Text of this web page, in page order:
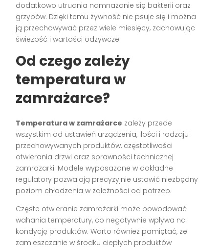
dodatkowo utrudnia namnażanie się bakterii oraz
grzybów. Dzięki temu żywność nie psuje się i można
ją przechowywać przez wiele miesięcy, zachowując
świeżość i wartości odżywcze.
Od czego zależy
temperatura w
zamrażarce?
Temperatura w zamrażarce zależy przede
wszystkim od ustawień urządzenia, ilości i rodzaju
przechowywanych produktów, częstotliwości
otwierania drzwi oraz sprawności technicznej
zamrażarki. Modele wyposażone w dokładne
regulatory pozwalają precyzyjnie ustawić niezbędny
poziom chłodzenia w zależności od potrzeb.
Częste otwieranie zamrażarki może powodować
wahania temperatury, co negatywnie wpływa na
kondycję produktów. Warto również pamiętać, że
zamieszczanie w środku ciepłych produktów